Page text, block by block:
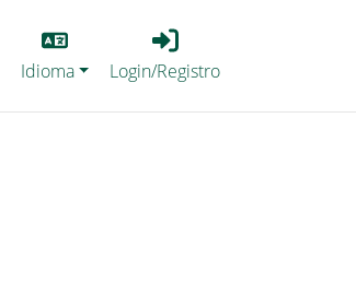
Lang
Idioma
Login_Registro
Login/Registro